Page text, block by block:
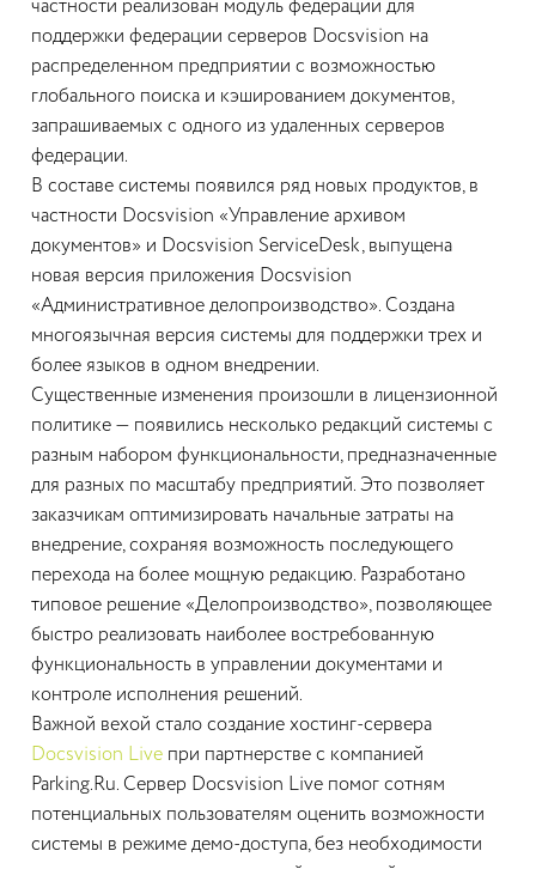
частности реализован модуль федерации для
поддержки федерации серверов Docsvision на
распределенном предприятии с возможностью
глобального поиска и кэшированием документов,
запрашиваемых с одного из удаленных серверов
федерации.
В составе системы появился ряд новых продуктов, в
частности Docsvision «Управление архивом
документов» и Docsvision ServiceDesk, выпущена
новая версия приложения Docsvision
«Административное делопроизводство». Создана
многоязычная версия системы для поддержки трех и
более языков в одном внедрении.
Существенные изменения произошли в лицензионной
политике — появились несколько редакций системы с
разным набором функциональности, предназначенные
для разных по масштабу предприятий. Это позволяет
заказчикам оптимизировать начальные затраты на
внедрение, сохраняя возможность последующего
перехода на более мощную редакцию. Разработано
типовое решение «Делопроизводство», позволяющее
быстро реализовать наиболее востребованную
функциональность в управлении документами и
контроле исполнения решений.
Важной вехой стало создание хостинг-сервера
Docsvision Live при партнерстве с компанией
Parking.Ru. Сервер Docsvision Live помог сотням
потенциальных пользователям оценить возможности
системы в режиме демо-доступа, без необходимости